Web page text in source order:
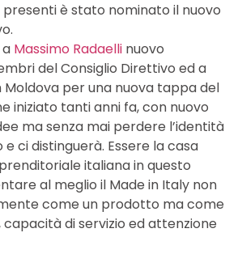
è stato nominato il nuovo
Massimo Radaelli nuovo
del Consiglio Direttivo ed a
Moldova per una nuova tappa del
iniziato tanti anni fa, con nuovo
ma senza mai perdere l’identità
ci distinguerà. Essere la casa
italiana in questo
al meglio il Made in Italy non
come un prodotto ma come
di servizio ed attenzione